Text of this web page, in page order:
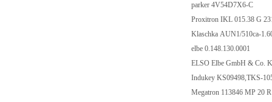
parker 4V54D7X6-
Proxitron IKL 015.38
Klaschka AUN1/
elbe 0.148.130.0001
ELSO Elbe GmbH &
Indukey
Megatron 113846 MP